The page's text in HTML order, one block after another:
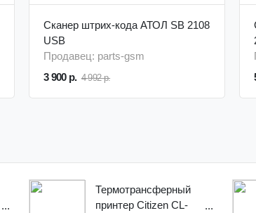
Сканер штрих-кода АТОЛ SB 2108
USB
Продавец: parts-gsm
3 900 р. 4 992 р.
Термотрансферный
принтер Citizen CL-